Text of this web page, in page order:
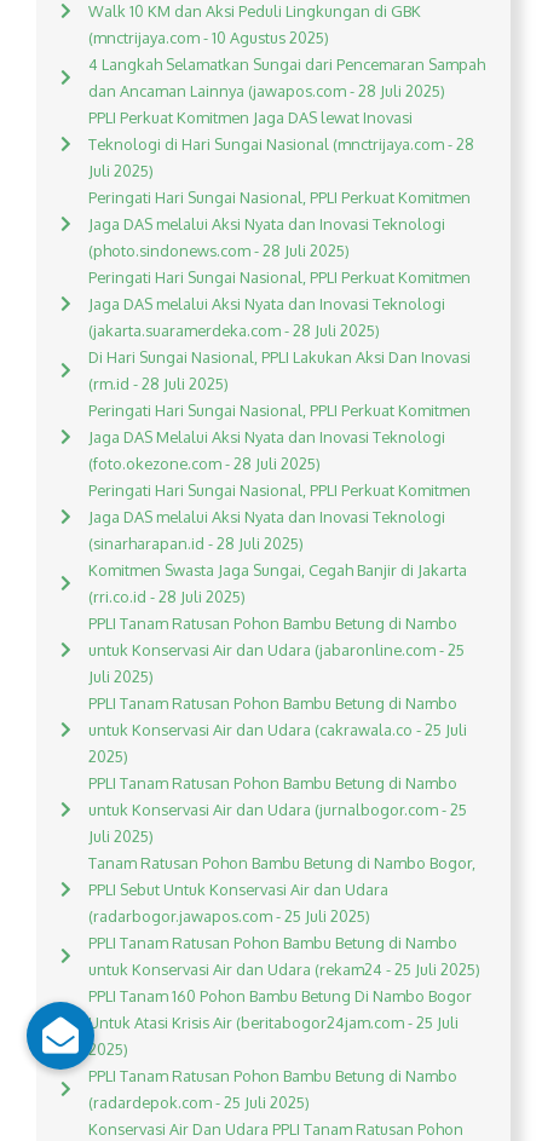
Walk 10 KM dan Aksi Peduli Lingkungan di GBK
(mnctrijaya.com - 10 Agustus 2025)
4 Langkah Selamatkan Sungai dari Pencemaran Sampah
dan Ancaman Lainnya (jawapos.com - 28 Juli 2025)
PPLI Perkuat Komitmen Jaga DAS lewat Inovasi
Teknologi di Hari Sungai Nasional (mnctrijaya.com - 28
Juli 2025)
Peringati Hari Sungai Nasional, PPLI Perkuat Komitmen
Jaga DAS melalui Aksi Nyata dan Inovasi Teknologi
(photo.sindonews.com - 28 Juli 2025)
Peringati Hari Sungai Nasional, PPLI Perkuat Komitmen
Jaga DAS melalui Aksi Nyata dan Inovasi Teknologi
(jakarta.suaramerdeka.com - 28 Juli 2025)
Di Hari Sungai Nasional, PPLI Lakukan Aksi Dan Inovasi
(rm.id - 28 Juli 2025)
Peringati Hari Sungai Nasional, PPLI Perkuat Komitmen
Jaga DAS Melalui Aksi Nyata dan Inovasi Teknologi
(foto.okezone.com - 28 Juli 2025)
Peringati Hari Sungai Nasional, PPLI Perkuat Komitmen
Jaga DAS melalui Aksi Nyata dan Inovasi Teknologi
(sinarharapan.id - 28 Juli 2025)
Komitmen Swasta Jaga Sungai, Cegah Banjir di Jakarta
(rri.co.id - 28 Juli 2025)
PPLI Tanam Ratusan Pohon Bambu Betung di Nambo
untuk Konservasi Air dan Udara (jabaronline.com - 25
Juli 2025)
PPLI Tanam Ratusan Pohon Bambu Betung di Nambo
untuk Konservasi Air dan Udara (cakrawala.co - 25 Juli
2025)
PPLI Tanam Ratusan Pohon Bambu Betung di Nambo
untuk Konservasi Air dan Udara (jurnalbogor.com - 25
Juli 2025)
Tanam Ratusan Pohon Bambu Betung di Nambo Bogor,
PPLI Sebut Untuk Konservasi Air dan Udara
(radarbogor.jawapos.com - 25 Juli 2025)
PPLI Tanam Ratusan Pohon Bambu Betung di Nambo
untuk Konservasi Air dan Udara (rekam24 - 25 Juli 2025)
PPLI Tanam 160 Pohon Bambu Betung Di Nambo Bogor
Untuk Atasi Krisis Air (beritabogor24jam.com - 25 Juli
2025)
PPLI Tanam Ratusan Pohon Bambu Betung di Nambo
(radardepok.com - 25 Juli 2025)
Konservasi Air Dan Udara PPLI Tanam Ratusan Pohon